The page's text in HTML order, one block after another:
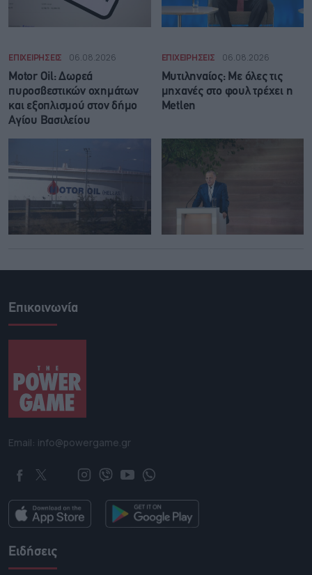
ΕΠΙΧΕΙΡΗΣΕΙΣ 06.08.2026
Motor Oil: Δωρεά
πυροσβεστικών οχημάτων
και εξοπλισμού στον δήμο
Αγίου Βασιλείου
ΕΠΙΧΕΙΡΗΣΕΙΣ 06.08.2026
Μυτιληναίος: Με όλες τις
μηχανές στο φουλ τρέχει η
Metlen
Επικοινωνία
Email: info@powergame.gr
Ειδήσεις